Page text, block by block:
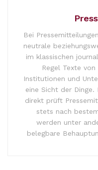
Bei
neutrale
im klassischen
Regel Texte
Institutionen und
eine Sicht der
direkt prüft
stets nach
werden unter
belegbare